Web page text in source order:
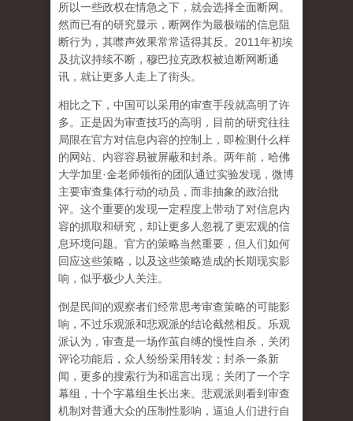
所以一些政权在情急之下，就会选择全面断网。
然而已有的研究显示，断网作为最极端的信息阻
断行为，其噤声效果常常适得其反。2011年初埃
及抗议持续不断，穆巴拉克政权被迫断网断通
讯，就让更多人走上了街头。
相比之下，中国可以采用的审查手段就高明了许
多。正是因为审查技巧的高明，目前的研究往往
局限在官方对信息内容的控制上，即检测什么样
的网站、内容容易被屏蔽和封杀。两年前，哈佛
大学加里·金老师领衔的团队通过实验发现，微博
主要审查集体行动的动员，而非抽象的政治批
评。这个重要的发现一定程度上带动了对信息内
容的抓取和研究，却让更多人忽视了更宏观的信
息环境问题。官方的策略当然重要，但人们如何
回应这些策略，以及这些策略造成的长期现实影
响，似乎极少人关注。
倒是民间的观察者们经常思考审查策略的可能影
响，不过乐观派和悲观派的结论截然相反。乐观
派认为，审查是一场作茧自缚的慢性自杀，关闭
评论功能后，众人纷纷采用转发；封杀一条新
闻，更多的搜索行为和谣言出现；关闭了一个字
幕组，十个字幕组生长出来。悲观派则看到审查
机制对普通大众的压制性影响，逼迫人们进行自